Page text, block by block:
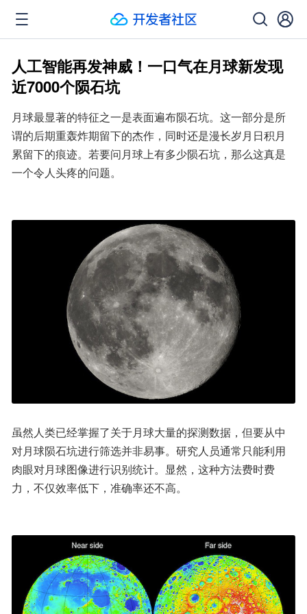
人工智能再发神威！一口气在月球新发现
近7000个陨石坑
月球最显著的特征之一是表面遍布陨石坑。这一部分是所
谓的后期重轰炸期留下的杰作，同时还是漫长岁月日积月
累留下的痕迹。若要问月球上有多少陨石坑，那么这真是
一个令人头疼的问题。
虽然人类已经掌握了关于月球大量的探测数据，但要从中
对月球陨石坑进行筛选并非易事。研究人员通常只能利用
肉眼对月球图像进行识别统计。显然，这种方法费时费
力，不仅效率低下，准确率还不高。